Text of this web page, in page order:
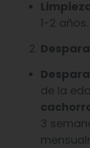
1-2 años.
de la
3